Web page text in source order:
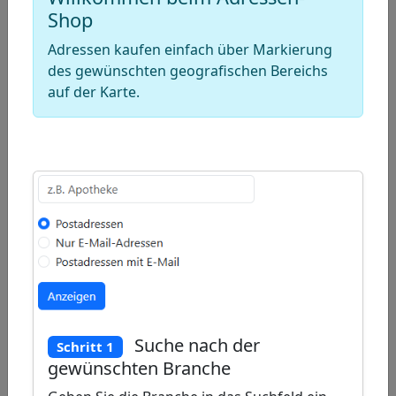
Draw
polygon
Draw
Draw
layers
Shop
Adressen kaufen einfach über Markierung
des gewünschten geografischen Bereichs
auf der Karte.
Schritt 1
Suche nach der
gewünschten Branche